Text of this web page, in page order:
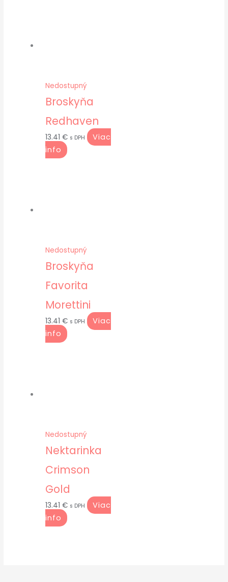
Nedostupný
Broskyňa
Redhaven
13.41€ s DPH
Viac
info
Nedostupný
Broskyňa
Favorita
Morettini
13.41€ s DPH
Viac
info
Nedostupný
Nektarinka
Crimson
Gold
13.41€ s DPH
Viac
info